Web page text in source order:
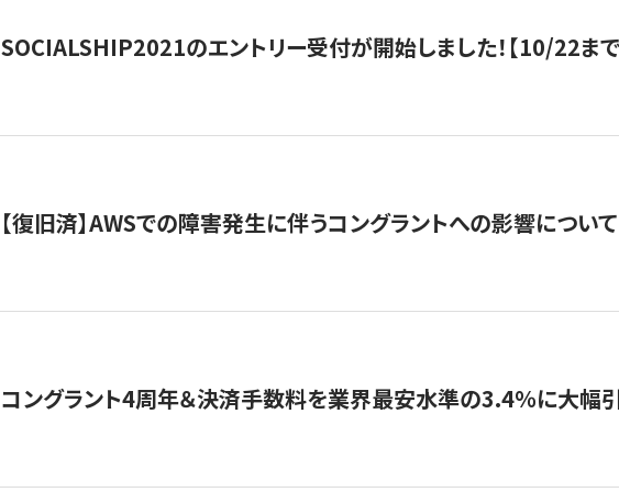
SOCIALSHIP2021のエントリー受付が開始しました！【10/22まで
【復旧済】AWSでの障害発生に伴うコングラントへの影響について
コングラント4周年＆決済手数料を業界最安水準の3.4％に大幅